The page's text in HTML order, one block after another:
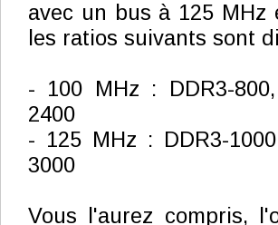
avec un bus à 125 MHz
les ratios suivants sont
- 100 MHz : DDR3-
2400
- 125 MHz : DDR3-
3000
Vous l'aurez compris,